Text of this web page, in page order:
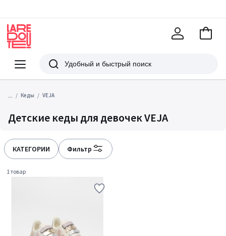
Меню
Redoute
Поиск
В
... Кеды VEJA
Детские кеды для девочек VEJA
КАТЕГОРИИ Фильтр
1 товар